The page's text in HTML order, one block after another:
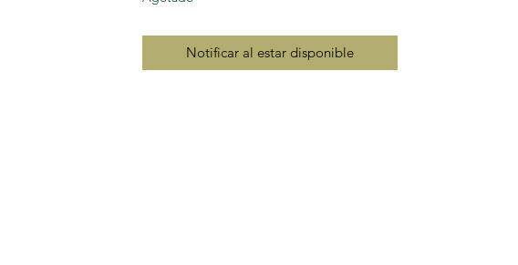
Notificar al estar disponible